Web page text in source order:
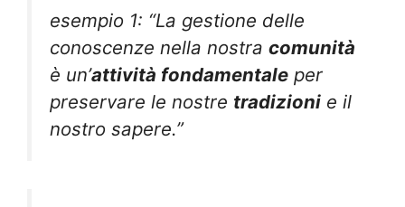
esempio 1: “La gestione delle
conoscenze nella nostra comunità
è un’attività fondamentale per
preservare le nostre tradizioni e il
nostro sapere.”